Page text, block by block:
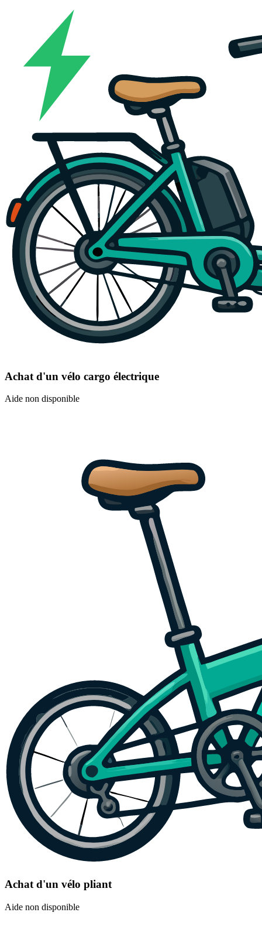
Achat d'un vélo cargo électrique
Aide non disponible
Achat d'un vélo pliant
Aide non disponible